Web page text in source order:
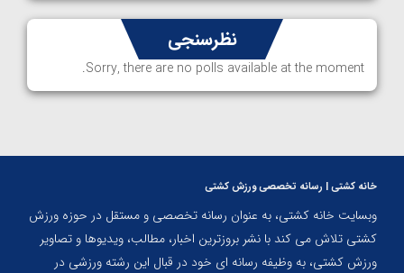
نظرسنجی
Sorry, there are no polls available at the moment.
خانه کشتی | رسانه تخصصی ورزش کشتی
وبسایت خانه کشتی، به عنوان رسانه تخصصی و مستقل در حوزه ورزش
کشتی تلاش می کند با نشر بروزترین اخبار، مطالب، ویدیوها و تصاویر
ورزش کشتی، به وظیفه رسانه ای خود در قبال این رشته ورزشی در